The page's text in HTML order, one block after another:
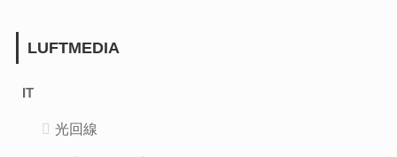
LUFTMEDIA
IT
光回線